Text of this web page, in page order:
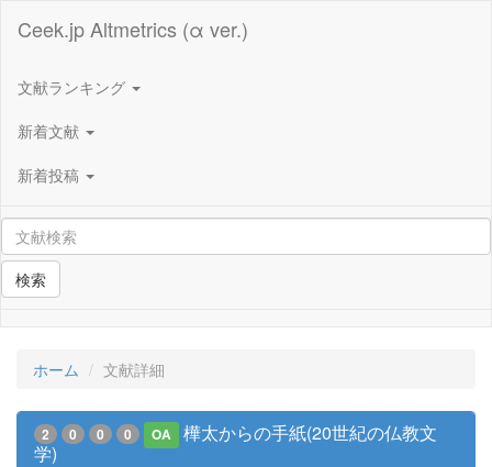
Ceek.jp Altmetrics (α ver.)
文献ランキング
新着文献
新着投稿
検索
ホーム 文献詳細
2 0 0 0 OA
樺太からの手紙(20世紀の仏教文
学)